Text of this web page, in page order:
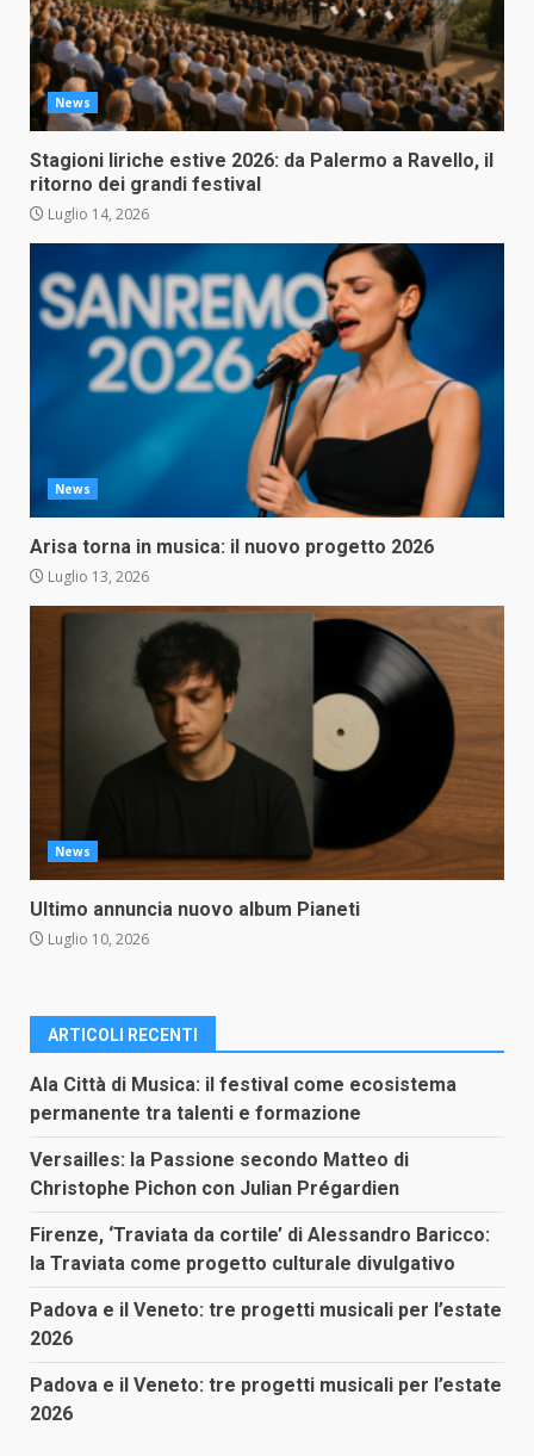
News
Stagioni liriche estive 2026: da Palermo a Ravello, il
ritorno dei grandi festival
Luglio 14, 2026
News
Arisa torna in musica: il nuovo progetto 2026
Luglio 13, 2026
News
Ultimo annuncia nuovo album Pianeti
Luglio 10, 2026
ARTICOLI RECENTI
Ala Città di Musica: il festival come ecosistema
permanente tra talenti e formazione
Versailles: la Passione secondo Matteo di
Christophe Pichon con Julian Prégardien
Firenze, ‘Traviata da cortile’ di Alessandro Baricco:
la Traviata come progetto culturale divulgativo
Padova e il Veneto: tre progetti musicali per l’estate
2026
Padova e il Veneto: tre progetti musicali per l’estate
2026